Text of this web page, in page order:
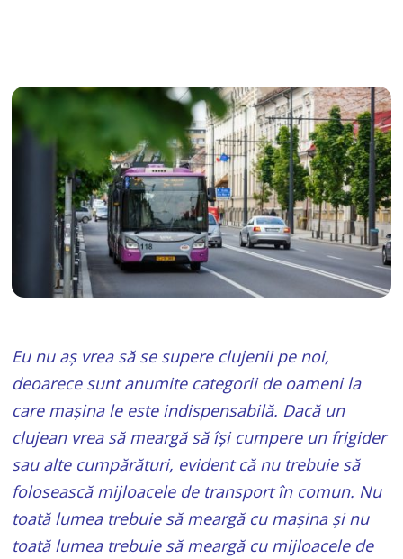
Eu nu aș vrea să se supere clujenii pe noi,
deoarece sunt anumite categorii de oameni la
care mașina le este indispensabilă. Dacă un
clujean vrea să meargă să își cumpere un frigider
sau alte cumpărături, evident că nu trebuie să
folosească mijloacele de transport în comun. Nu
toată lumea trebuie să meargă cu mașina și nu
toată lumea trebuie să meargă cu mijloacele de